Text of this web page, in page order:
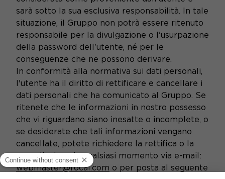
sarà sotto la sua esclusiva responsabilità. In tale
situazione, il Gruppo non potrà essere ritenuto
responsabile per la divulgazione o l'usurpazione
della password dell'utente, né per le
conseguenze che ne possono derivare.
In conformità alla normativa sui dati personali,
l'utente ha il diritto di rettificare e cancellare i
dati personali che ha comunicato al Gruppo. Se
ritenete che le informazioni in nostro possesso
che vi riguardano siano inesatte o incomplete, o
se desiderate che tali informazioni vengano
cancellate, potete richiedere la rettifica o la
cancellazione in qualsiasi momento via e-mail:
webmaster@focal.com o per posta al seguente